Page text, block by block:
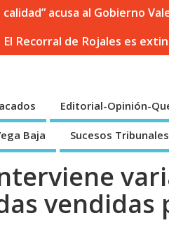
acusa al Gobierno
El Recorral de Rojales es
Editorial-Opinión-
Baja Sucesos Tribunales